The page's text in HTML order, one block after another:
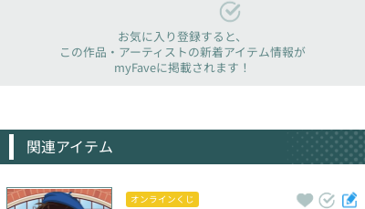
お気に入り登録すると、
この作品・アーティストの新着アイテム情報が
myFaveに掲載されます！
関連アイテム
オンラインくじ